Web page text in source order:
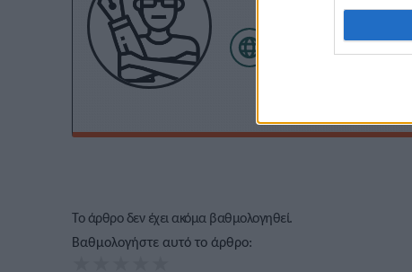
Το άρθρο δεν έχει ακόμα βαθμολογηθεί.
Βαθμολογήστε αυτό το άρθρο: